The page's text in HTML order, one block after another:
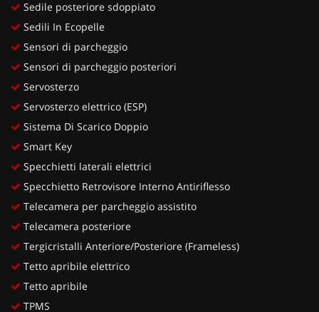
Sedile posteriore sdoppiato
Sedili In Ecopelle
Sensori di parcheggio
Sensori di parcheggio posteriori
Servosterzo
Servosterzo elettrico (ESP)
Sistema Di Scarico Doppio
Smart Key
Specchietti laterali elettrici
Specchietto Retrovisore Interno Antiriflesso
Telecamera per parcheggio assistito
Telecamera posteriore
Tergicristalli Anteriore/Posteriore (Frameless)
Tetto apribile elettrico
Tetto apribile
TPMS